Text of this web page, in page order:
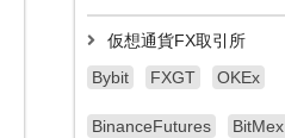
仮想通貨FX取引所
Bybit
FXGT OKEx
BinanceFutures BitMex